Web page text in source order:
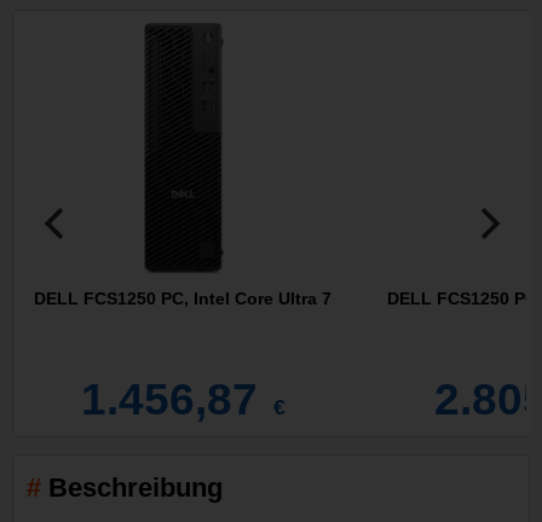
DELL FCS1250 PC, Intel Core Ultra 7
1.456,87 €
DELL FCS1250
Beschreibung